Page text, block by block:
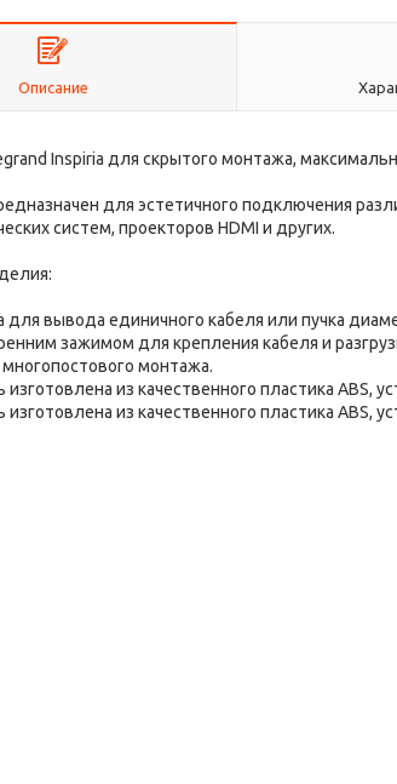
Описание
Inspiria для скрытого монтажа,
для эстетичного подключения
систем, проекторов HDMI и других.
для вывода единичного кабеля или пучка
зажимом для крепления кабеля и
монтажа.
изготовлена из качественного пластика ABS,
изготовлена из качественного пластика ABS,